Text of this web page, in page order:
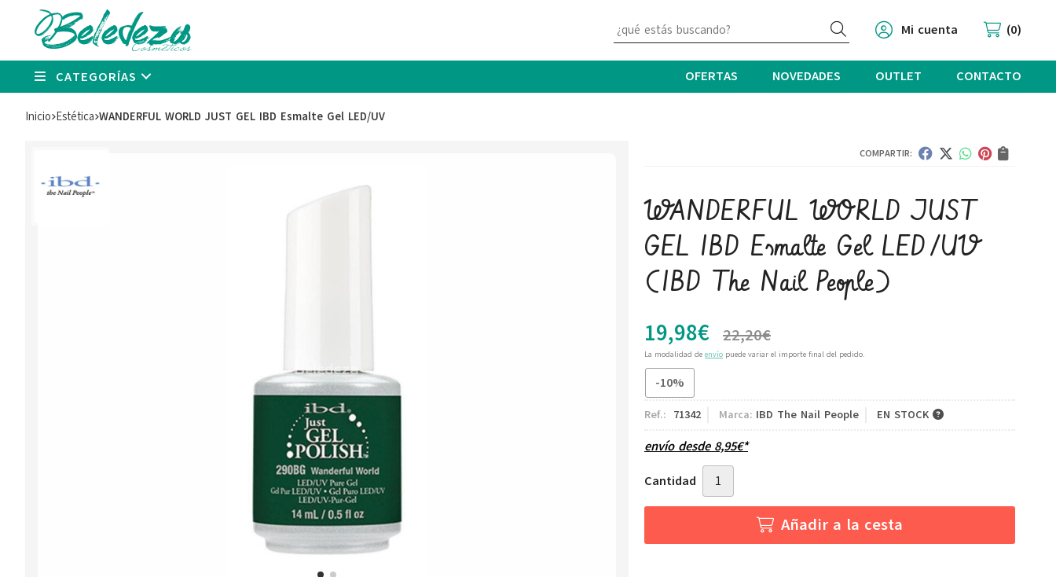
Buscar Mi cuenta 0
CATEGORÍAS OFERTAS NOVEDADES OUTLET CONTACTO
Inicio estética WANDERFUL WORLD JUST GEL IBD Esmalte Gel LED/UV
COMPARTIR:
WANDERFUL WORLD JUST
GEL IBD Esmalte Gel LED/UV
(IBD The Nail People)
19,98€ 22,20€
La modalidad de envío puede variar el importe final del pedido.
-10%
Ref.: 71342 Marca: IBD The Nail People EN STOCK
envío desde 8,95€*
Cantidad
Añadir a la cesta